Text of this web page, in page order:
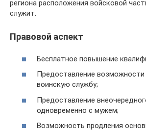
региона расположения войсковой
служит.
Правовой аспект
Бесплатное повышение
Предоставление возможности
воинскую службу;
Предоставление
одновременно с мужем;
Возможность продления